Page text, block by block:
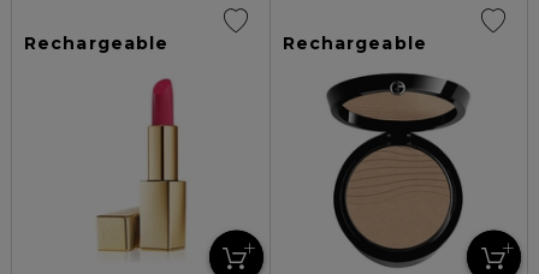
Rechargeable Rechargeable